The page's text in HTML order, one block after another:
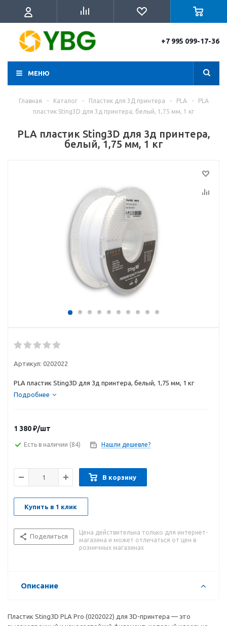
+7 995 099-17-36
МЕНЮ
Главная - Каталог - Пластик для 3Д принтера - PLA -
PLA
пластик Sting3D для 3д принтера, белый, 1,75 мм, 1 кг
PLA пластик Sting3D для 3д принтера,
белый, 1,75 мм, 1 кг
Артикул: 0202022
PLA пластик Sting3D для 3д принтера, белый, 1,75 мм, 1 кг
Подробнее
1 380₽/шт
Есть в наличии (84) Нашли дешевле?
В корзину
Купить в 1 клик
Поделиться
Цена действительна только для интернет-
магазина и может отличаться от цен в
розничных магазинах
Описание
Пластик Sting3D PLA Pro (0202022) для 3D-принтера — это